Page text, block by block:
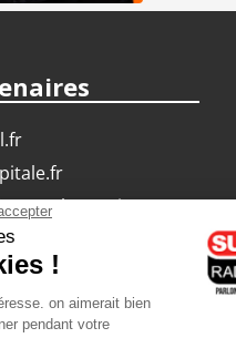
et-lyonnais.com
Iphone